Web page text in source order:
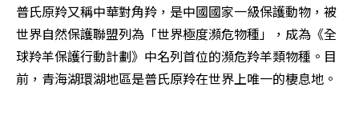
普氏原羚又稱中華對角羚，是中國國家一級保護動物，被
世界自然保護聯盟列為「世界極度瀕危物種」，成為《全
球羚羊保護行動計劃》中名列首位的瀕危羚羊類物種。目
前，青海湖環湖地區是普氏原羚在世界上唯一的棲息地。